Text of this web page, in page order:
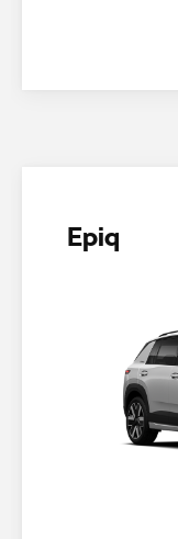
Epiq